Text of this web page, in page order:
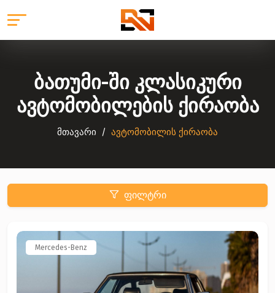
ბათუმი-ში კლასიკური
ავტომობილების ქირაობა
მთავარი ავტომობილის ქირაობა
ფილტრი
Mercedes-Benz